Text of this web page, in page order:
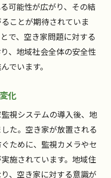
可能性が広がり、その結
ことが期待されていま
で、空き家問題に対する
、地域社会全体の安全性
でいます。
化
視システムの導入後、地
た。空き家が放置される
ために、監視カメラやセ
施されています。地域住
、空き家に対する意識が